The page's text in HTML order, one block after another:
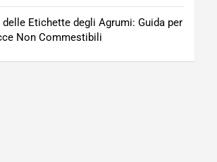
Etichette degli Agrumi: Guida per
Non Commestibili